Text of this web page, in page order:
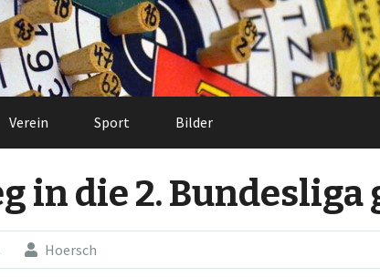
Verein Sport Bilder
in die 2.
Hoersch